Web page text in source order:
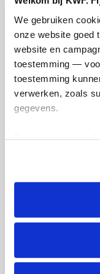
We gebruiken
onze website goed
website en
toestemming —
toestemming
verwerken, zoals
gegevens.
tonen. Je kunt je
intrekken via
lijst met cookies is
Ik wil
en betaal
€340
Doneer